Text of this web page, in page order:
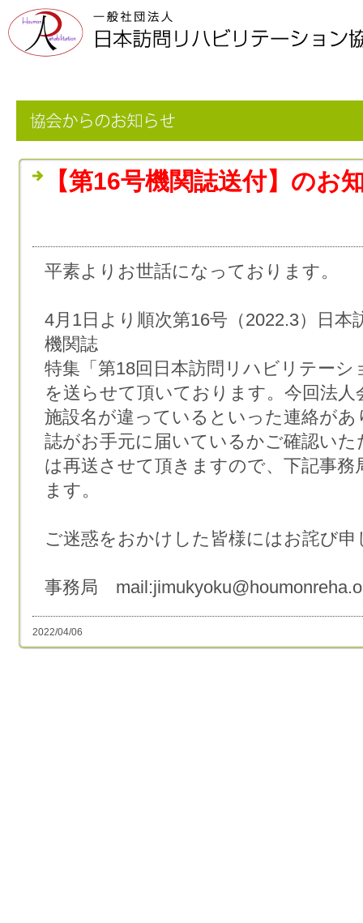
【第16号機関誌送付】の
平素よりお世話になっております。
4月1日より順次第16号（2022.3）日
機関誌
特集「第18回日本訪問リハビリテーシ
を送らせて頂いております。今回法
施設名が違っているといった連絡が
誌がお手元に届いているかご確認い
は再送させて頂きますので、下記事
ます。
ご迷惑をおかけした皆様にはお詫び申
事務局
2022/04/06